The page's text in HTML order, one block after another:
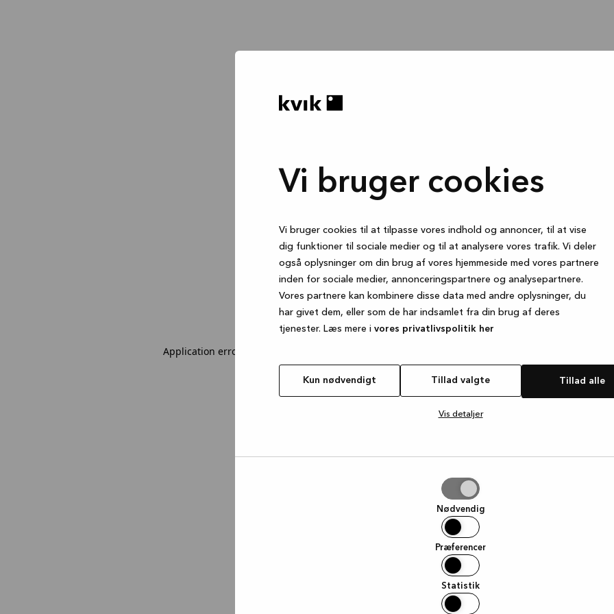
Vi bruger cookies
Vi bruger cookies til at tilpasse vores indhold og annoncer, til at vise
dig funktioner til sociale medier og til at analysere vores trafik. Vi deler
også oplysninger om din brug af vores hjemmeside med vores partnere
inden for sociale medier, annonceringspartnere og analysepartnere.
Vores partnere kan kombinere disse data med andre oplysninger, du
har givet dem, eller som de har indsamlet fra din brug af deres
tjenester. Læs mere i vores privatlivspolitik her
Kun nødvendigt Tillad valgte Tillad alle
Vis detaljer
Nødvendig
Præferencer
Statistik
Application error: a client-side exception has occurred (see the